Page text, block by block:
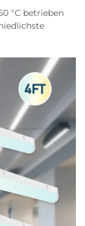
°C betrieben